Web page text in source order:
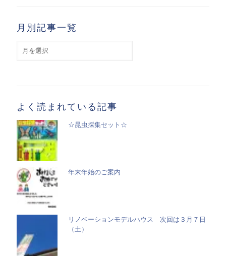
月別記事一覧
よく読まれている記事
☆昆虫採集セット☆
年末年始のご案内
リノベーションモデルハウス 次回は３月７日
（土）